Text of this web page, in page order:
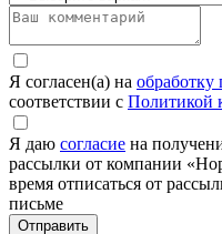
Я согласен(а) на
соответствии с Политикой
Я даю согласие на
рассылки от компании
время отписаться от
письме